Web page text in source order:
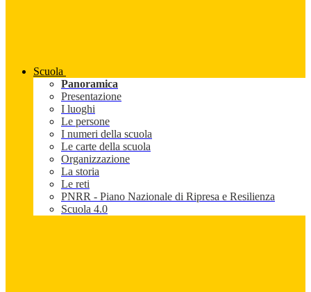
Scuola
Panoramica
Presentazione
I luoghi
Le persone
I numeri della scuola
Le carte della scuola
Organizzazione
La storia
Le reti
PNRR - Piano Nazionale di Ripresa e Resilienza
Scuola 4.0